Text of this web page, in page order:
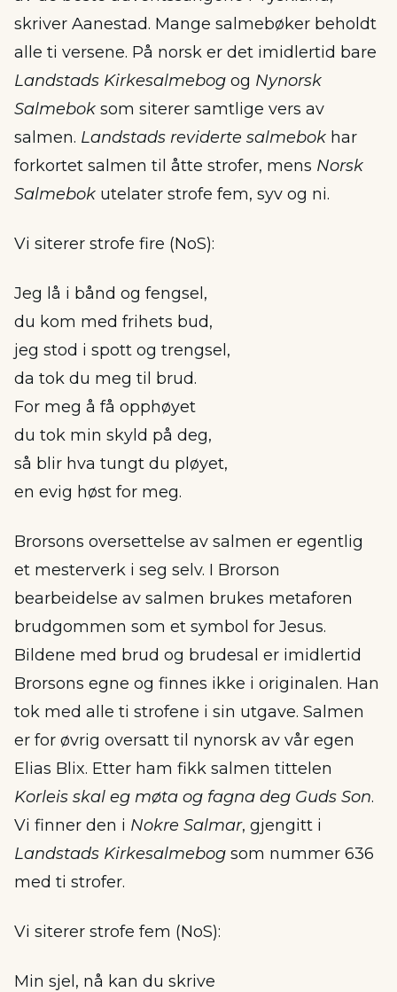
skriver Aanestad. Mange salmebøker beholdt
alle ti versene. På norsk er det imidlertid bare
Landstads Kirkesalmebog og Nynorsk
Salmebok som siterer samtlige vers av
salmen. Landstads reviderte salmebok har
forkortet salmen til åtte strofer, mens Norsk
Salmebok utelater strofe fem, syv og ni.
Vi siterer strofe fire (NoS):
Jeg lå i bånd og fengsel,
du kom med frihets bud,
jeg stod i spott og trengsel,
da tok du meg til brud.
For meg å få opphøyet
du tok min skyld på deg,
så blir hva tungt du pløyet,
en evig høst for meg.
Brorsons oversettelse av salmen er egentlig
et mesterverk i seg selv. I Brorson
bearbeidelse av salmen brukes metaforen
brudgommen som et symbol for Jesus.
Bildene med brud og brudesal er imidlertid
Brorsons egne og finnes ikke i originalen. Han
tok med alle ti strofene i sin utgave. Salmen
er for øvrig oversatt til nynorsk av vår egen
Elias Blix. Etter ham fikk salmen tittelen
Korleis skal eg møta og fagna deg Guds Son.
Vi finner den i Nokre Salmar, gjengitt i
Landstads Kirkesalmebog som nummer 636
med ti strofer.
Vi siterer strofe fem (NoS):
Min sjel, nå kan du skrive